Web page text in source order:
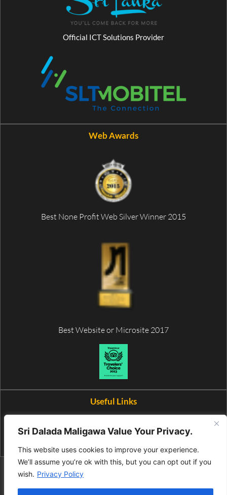
Sri Dalada Maligawa Value Your Privacy.
This website uses cookies to improve your experience.
We’ll assume you’re ok with this, but you can opt out if you
wish. Privacy Policy
Official ICT Solutions Provider
Web Awards
Best None Profit Web Silver Winner 2015
Best Website or Microsite 2017
Useful Links
Wax Museum
© 2026 All Rights Reserved by Media Bureau of Sri Dalada Maligawa. |
For site suggestions
and errors, please contact